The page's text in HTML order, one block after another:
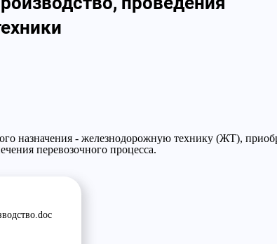
назначения - железнодорожную технику (ЖТ),
перевозочного процесса.